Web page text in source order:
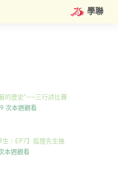
學聯
的歷史”——三行詩比賽
次本週觀看
生｜EP7】狐狸先生幾
本週觀看